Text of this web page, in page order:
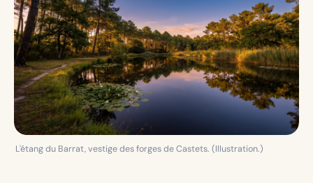
L'étang du Barrat, vestige des forges de Castets. (Illustration.)